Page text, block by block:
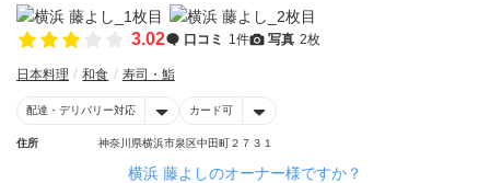
3.02 口コミ 1件 写真 2枚
日本料理 和食 寿司・鮨
配達・デリバリー対応 カード可
住所 神奈川県横浜市泉区中田町２７３１
横浜 藤よしのオーナー様ですか？